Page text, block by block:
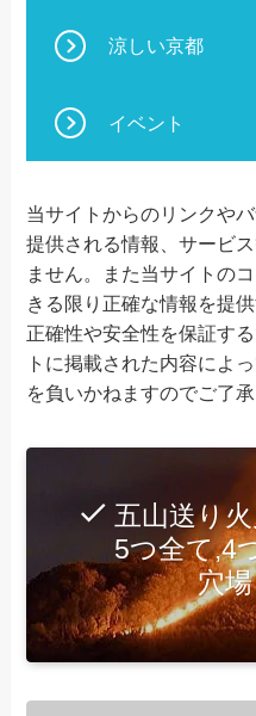
涼しい京都
イベント
当サイトからのリンクや
提供される情報、サービ
ません。また当サイトの
きる限り正確な情報を提
正確性や安全性を保証す
トに掲載された内容によ
を負いかねますのでご了承
五山送り
5つ全て,4
穴